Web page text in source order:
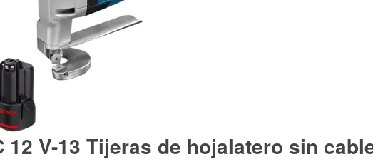
12 V-13 Tijeras de hojalatero sin